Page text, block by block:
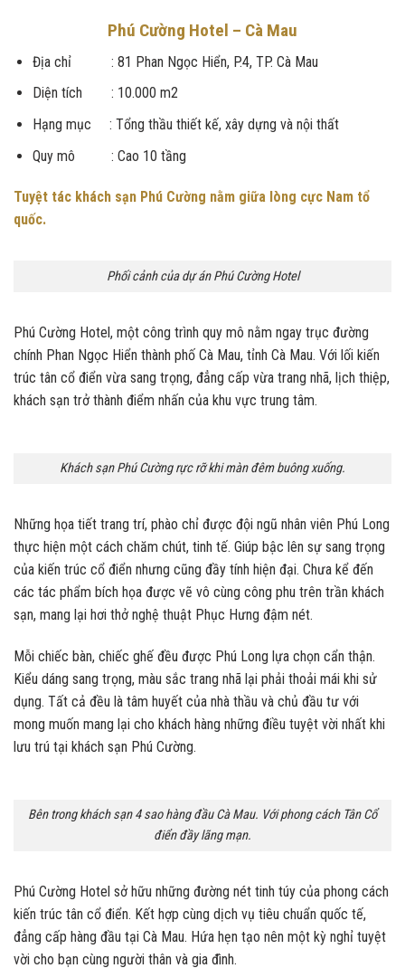
Phú Cường Hotel – Cà Mau
Địa chỉ : 81 Phan Ngọc Hiển, P.4, TP. Cà Mau
Diện tích : 10.000 m2
Hạng mục : Tổng thầu thiết kế, xây dựng và nội thất
Quy mô : Cao 10 tầng
Tuyệt tác khách sạn Phú Cường nằm giữa lòng cực Nam tổ
quốc.
Phối cảnh của dự án Phú Cường Hotel
Phú Cường Hotel, một công trình quy mô nằm ngay trục đường
chính Phan Ngọc Hiển thành phố Cà Mau, tỉnh Cà Mau. Với lối kiến
trúc tân cổ điển vừa sang trọng, đẳng cấp vừa trang nhã, lịch thiệp,
khách sạn trở thành điểm nhấn của khu vực trung tâm.
Khách sạn Phú Cường rực rỡ khi màn đêm buông xuống.
Những họa tiết trang trí, phào chỉ được đội ngũ nhân viên Phú Long
thực hiện một cách chăm chút, tinh tế. Giúp bậc lên sự sang trọng
của kiến trúc cổ điển nhưng cũng đầy tính hiện đại. Chưa kể đến
các tác phẩm bích họa được vẽ vô cùng công phu trên trần khách
sạn, mang lại hơi thở nghệ thuật Phục Hưng đậm nét.
Mỗi chiếc bàn, chiếc ghế đều được Phú Long lựa chọn cẩn thận.
Kiểu dáng sang trọng, màu sắc trang nhã lại phải thoải mái khi sử
dụng. Tất cả đều là tâm huyết của nhà thầu và chủ đầu tư với
mong muốn mang lại cho khách hàng những điều tuyệt vời nhất khi
lưu trú tại khách sạn Phú Cường.
Bên trong khách sạn 4 sao hàng đầu Cà Mau. Với phong cách Tân Cổ
điển đầy lãng mạn.
Phú Cường Hotel sở hữu những đường nét tinh túy của phong cách
kiến trúc tân cổ điển. Kết hợp cùng dịch vụ tiêu chuẩn quốc tế,
đẳng cấp hàng đầu tại Cà Mau. Hứa hẹn tạo nên một kỳ nghỉ tuyệt
vời cho bạn cùng người thân và gia đình.